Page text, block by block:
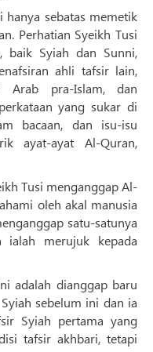
hanya sebatas memetik
Perhatian Syeikh Tusi
baik Syiah dan Sunni,
ahli tafsir lain,
Arab pra-Islam, dan
yang sukar di
bacaan, dan isu-isu
ayat-ayat Al-Quran,
Tusi menganggap Al-
oleh akal manusia
satu-satunya
ialah merujuk kepada
adalah dianggap baru
sebelum ini dan ia
Syiah pertama yang
tafsir akhbari, tetapi